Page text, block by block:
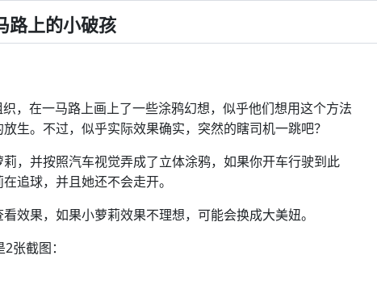
路上的小破孩
，在一马路上画上了一些涂鸦幻想，似乎他们想用这个方法
生。不过，似乎实际效果确实，突然的瞎司机一跳吧？
，并按照汽车视觉弄成了立体涂鸦，如果你开车行驶到此
追球，并且她还不会走开。
效果，如果小萝莉效果不理想，可能会换成大美妞。
张截图：